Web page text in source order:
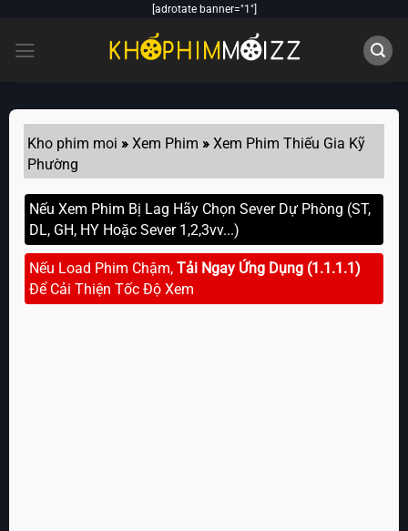
content
[adrotate banner="1"]
Kho phim moi »Xem Phim »Xem Phim Thiếu Gia Kỹ
Phường
Nếu Xem Phim Bị Lag Hãy Chọn Sever Dự Phòng (ST,
DL, GH, HY Hoặc Sever 1,2,3vv...)
Nếu Load Phim Chậm,Tải Ngay Ứng Dụng (1.1.1.1)
Để Cải Thiện Tốc Độ Xem